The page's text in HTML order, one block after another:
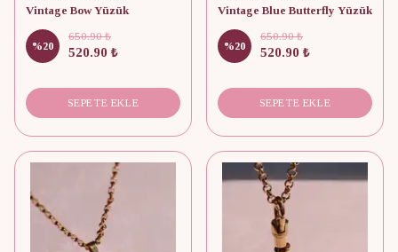
Vintage Bow Yüzük
%20
650.90 ₺
520.90 ₺
SEPETE EKLE
Vintage Blue Butterfly Yüzük
%20
650.90 ₺
520.90 ₺
SEPETE EKLE